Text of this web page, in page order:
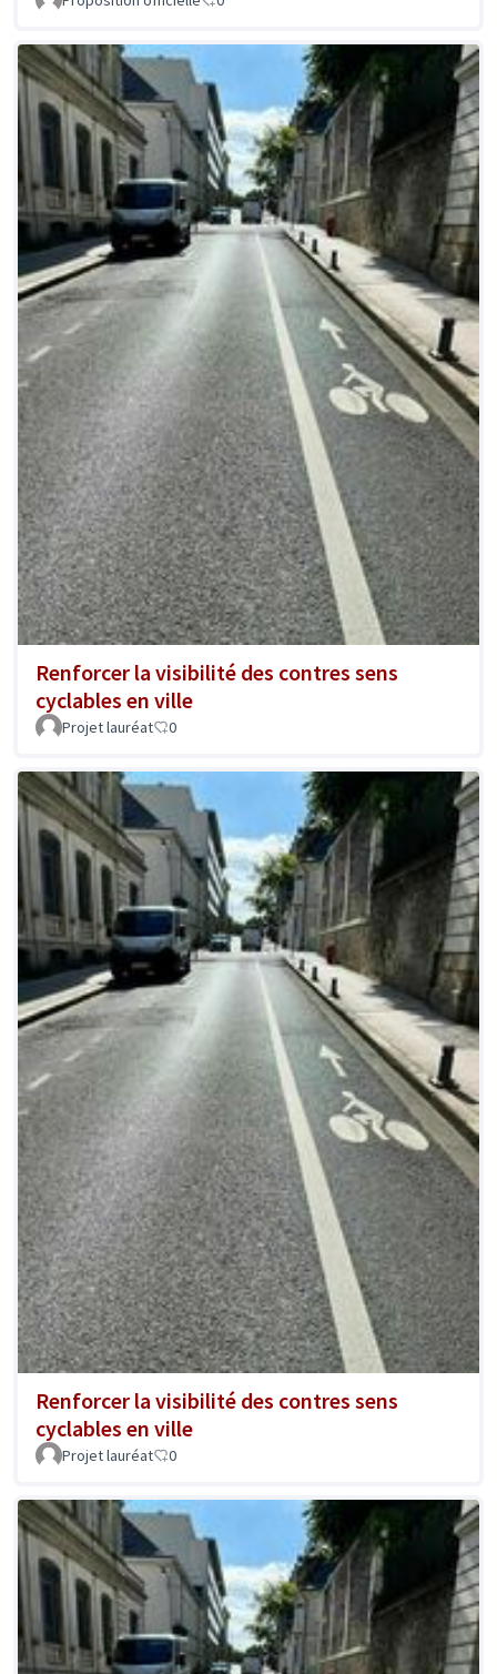
Renforcer la visibilité des contres sens
cyclables en ville
Projet lauréat 0
Renforcer la visibilité des contres sens
cyclables en ville
Projet lauréat 0